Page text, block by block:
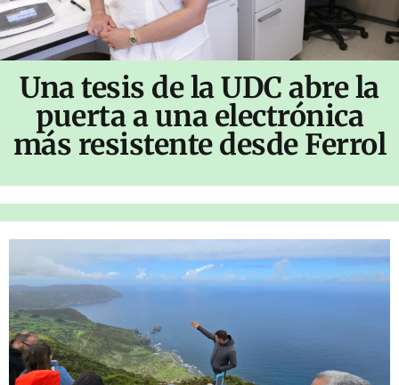
Una tesis de la UDC abre la
puerta a una electrónica
más resistente desde Ferrol